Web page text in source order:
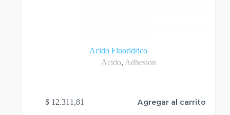
Acido Fluoridrico
Acido, Adhesion
$ 12.311,81 Agregar al carrito